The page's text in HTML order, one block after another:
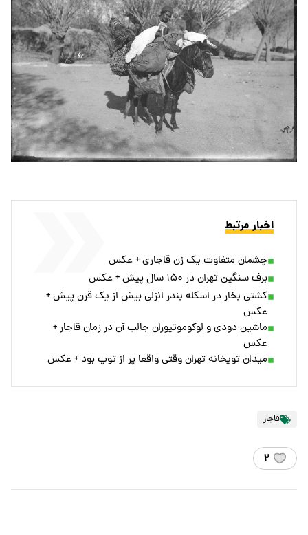
اخبار مرتبط
چشمان متفاوت یک زن قاجاری + عکس
برف سنگین تهران در ۱۵۰ سال پیش + عکس
کشتی بخار در اسکله بندر انزلی بیش از یک قرن پیش +
عکس
ماشین دودی و لوکوموتیوران جالب آن در زمان قاجار +
عکس
میدان توپخانه تهران وقتی واقعا پر از توپ بود + عکس
قاجار
۲